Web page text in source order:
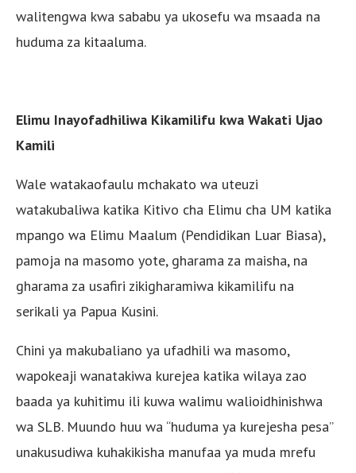
walitengwa kwa sababu ya ukosefu wa msaada na
huduma za kitaaluma.
Elimu Inayofadhiliwa Kikamilifu kwa Wakati Ujao
Kamili
Wale watakaofaulu mchakato wa uteuzi
watakubaliwa katika Kitivo cha Elimu cha UM katika
mpango wa Elimu Maalum (Pendidikan Luar Biasa),
pamoja na masomo yote, gharama za maisha, na
gharama za usafiri zikigharamiwa kikamilifu na
serikali ya Papua Kusini.
Chini ya makubaliano ya ufadhili wa masomo,
wapokeaji wanatakiwa kurejea katika wilaya zao
baada ya kuhitimu ili kuwa walimu walioidhinishwa
wa SLB. Muundo huu wa “huduma ya kurejesha pesa”
unakusudiwa kuhakikisha manufaa ya muda mrefu